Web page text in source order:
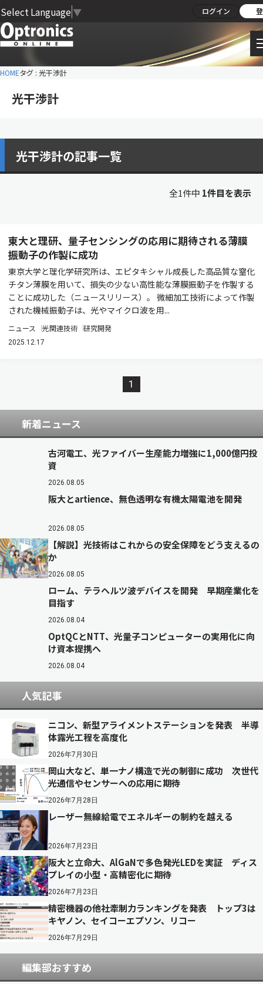
Select Language ▼ ログイン
HOMEタグ : 光干渉計
光干渉計
光干渉計の記事一覧
全1件中 1件目を表示
東大と理研、量子センシングの応用に期待される薄膜
振動子の作製に成功
東京大学と理化学研究所は、エピタキシャル成長した高品質な窒化
チタン薄膜を用いて、損失の少ない高性能な薄膜振動子を作製する
ことに成功した（ニュースリリース）。 微細加工技術によって作製
された機械振動子は、光やマイクロ波を用...
ニュース 光関連技術 研究開発
2025.12.17
1
新着ニュース
古河電工、光ファイバー生産能力増強に1,000億円投
資
2026.08.05
阪大とartience、無色透明な有機太陽電池を開発
2026.08.05
【解説】光技術はこれからの安全保障をどう支えるの
か
2026.08.05
ローム、テラヘルツ波デバイスを開発 早期産業化を
目指す
2026.08.04
OptQCとNTT、光量子コンピューターの実用化に向
け資本提携へ
2026.08.04
人気記事
ニコン、新型アライメントステーションを発表 半導
体露光工程を高度化
2026年7月30日
岡山大など、単一ナノ構造で光の制御に成功 次世代
光通信やセンサーへの応用に期待
2026年7月28日
レーザー無線給電でエネルギーの制約を越える
2026年7月23日
阪大と立命大、AlGaNで多色発光LEDを実証 ディス
プレイの小型・高精密化に期待
2026年7月23日
精密機器の他社牽制力ランキングを発表 トップ3は
キヤノン、セイコーエプソン、リコー
2026年7月29日
編集部おすすめ